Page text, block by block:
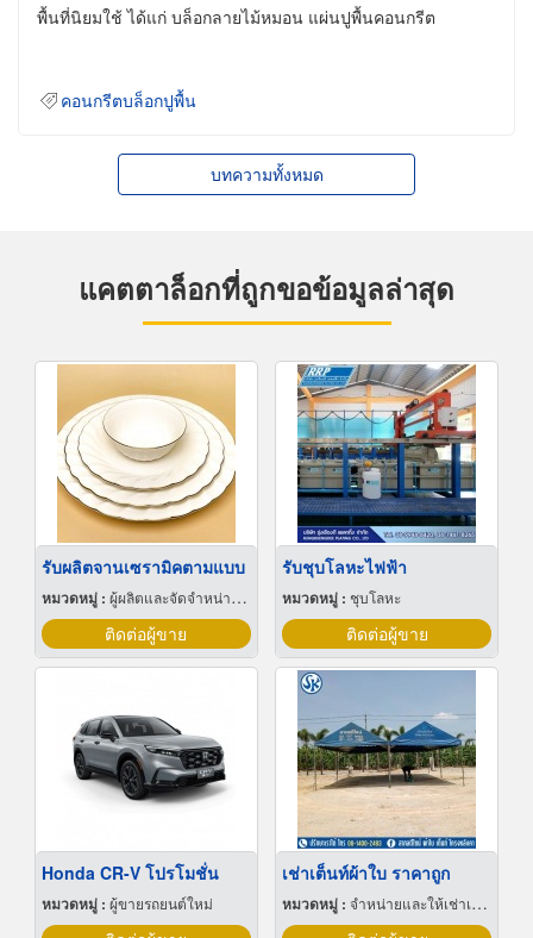
พื้นที่นิยมใช้ ได้แก่ บล็อกลายไม้หมอน แผ่นปูพื้นคอนกรีต
คอนกรีตบล็อกปูพื้น
บทความทั้งหมด
แคตตาล็อกที่ถูกขอข้อมูลล่าสุด
รับผลิตจานเซรามิคตามแบบ
หมวดหมู่ : ผู้ผลิตและจัดจำหน่ายกระเบื้องเซรามิก
ติดต่อผู้ขาย
รับชุบโลหะไฟฟ้า
หมวดหมู่ : ชุบโลหะ
ติดต่อผู้ขาย
Honda CR-V โปรโมชั่น
หมวดหมู่ : ผู้ขายรถยนต์ใหม่
เช่าเต็นท์ผ้าใบ ราคาถูก
หมวดหมู่ : จำหน่ายและให้เช่าเต็นท์